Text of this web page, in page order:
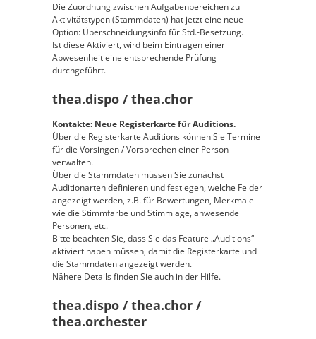
Die Zuordnung zwischen Aufgabenbereichen zu
Aktivitätstypen (Stammdaten) hat jetzt eine neue
Option: Überschneidungsinfo für Std.-Besetzung.
Ist diese Aktiviert, wird beim Eintragen einer
Abwesenheit eine entsprechende Prüfung
durchgeführt.
thea.dispo / thea.chor
Kontakte: Neue Registerkarte für Auditions.
Über die Registerkarte Auditions können Sie Termine
für die Vorsingen / Vorsprechen einer Person
verwalten.
Über die Stammdaten müssen Sie zunächst
Auditionarten definieren und festlegen, welche Felder
angezeigt werden, z.B. für Bewertungen, Merkmale
wie die Stimmfarbe und Stimmlage, anwesende
Personen, etc.
Bitte beachten Sie, dass Sie das Feature „Auditions“
aktiviert haben müssen, damit die Registerkarte und
die Stammdaten angezeigt werden.
Nähere Details finden Sie auch in der Hilfe.
thea.dispo / thea.chor /
thea.orchester